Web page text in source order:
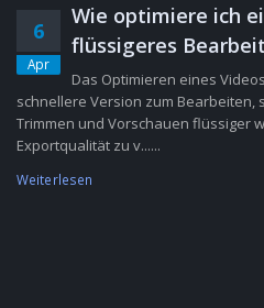
6
Apr
Wie optimiere ich
flüssigeres
Das Optimieren eines
schnellere Version zum Bearbeiten,
Trimmen und Vorschauen flüssiger
Exportqualität zu v......
Weiterlesen